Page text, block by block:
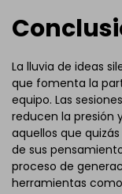
La lluvia de ideas
que fomenta la
equipo. Las
reducen la presión
aquellos que
de sus
proceso de
herramientas